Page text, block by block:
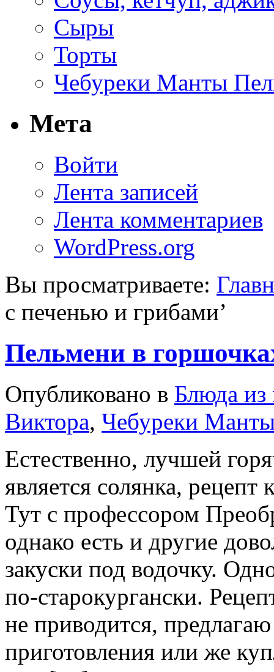
Сыры
Торты
Чебуреки Манты
Мета
Войти
Лента записей
Лента комментариев
WordPress.org
Вы просматриваете:
с печенью и грибами’
Пельмени в
Опубликовано в Блюда из
Виктора, Чебуреки
Естественно, лучшей
является солянка, рецепт
Тут с профессором
однако есть и другие
закуски под водочку.
по-старокургански.
не приводится,
приготовления или же